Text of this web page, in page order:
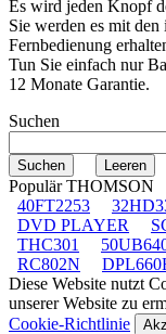
Es wird jeden Knopf
Sie werden es mit
Fernbedienung
Tun Sie einfach nur
12 Monate Garantie.
Suchen
Populär THOMSON
40FT2253
DVD PLAYER
THC301
RC802N
Diese Website nutzt
unserer Website zu
Cookie-Richtlinie